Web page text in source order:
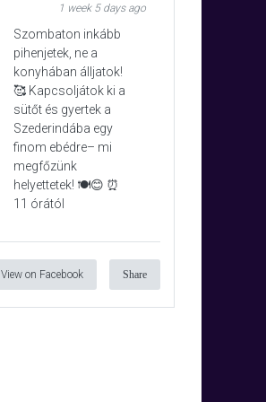
1 week 5 days ago
Szombaton inkább
pihenjetek, ne a
konyhában álljatok!
🥰 Kapcsoljátok ki a
sütőt és gyertek a
Szederindába egy
finom ebédre– mi
megfőzünk
helyettetek! 🍽️😊 ⏰
11 órától
View on Facebook Share